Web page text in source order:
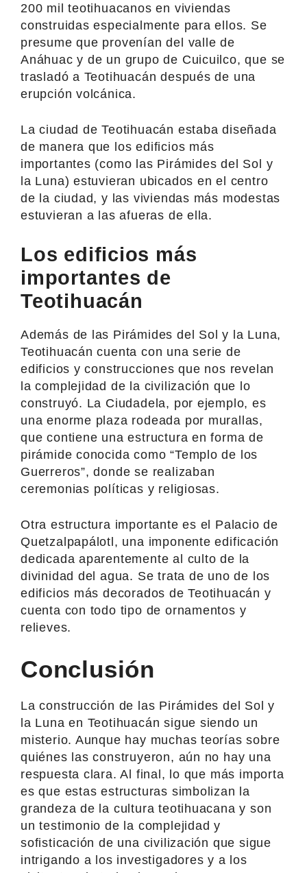
200 mil teotihuacanos en viviendas
construidas especialmente para ellos. Se
presume que provenían del valle de
Anáhuac y de un grupo de Cuicuilco, que se
trasladó a Teotihuacán después de una
erupción volcánica.
La ciudad de Teotihuacán estaba diseñada
de manera que los edificios más
importantes (como las Pirámides del Sol y
la Luna) estuvieran ubicados en el centro
de la ciudad, y las viviendas más modestas
estuvieran a las afueras de ella.
Los edificios más
importantes de
Teotihuacán
Además de las Pirámides del Sol y la Luna,
Teotihuacán cuenta con una serie de
edificios y construcciones que nos revelan
la complejidad de la civilización que lo
construyó. La Ciudadela, por ejemplo, es
una enorme plaza rodeada por murallas,
que contiene una estructura en forma de
pirámide conocida como “Templo de los
Guerreros”, donde se realizaban
ceremonias políticas y religiosas.
Otra estructura importante es el Palacio de
Quetzalpapálotl, una imponente edificación
dedicada aparentemente al culto de la
divinidad del agua. Se trata de uno de los
edificios más decorados de Teotihuacán y
cuenta con todo tipo de ornamentos y
relieves.
Conclusión
La construcción de las Pirámides del Sol y
la Luna en Teotihuacán sigue siendo un
misterio. Aunque hay muchas teorías sobre
quiénes las construyeron, aún no hay una
respuesta clara. Al final, lo que más importa
es que estas estructuras simbolizan la
grandeza de la cultura teotihuacana y son
un testimonio de la complejidad y
sofisticación de una civilización que sigue
intrigando a los investigadores y a los